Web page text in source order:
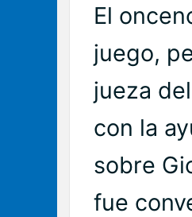
El
juego,
jueza
con la
sobre
fue